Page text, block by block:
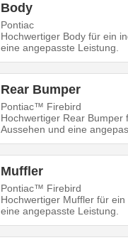
Body
Pontiac
Hochwertiger Body für ein
eine angepasste Leistung.
Rear Bumper
Pontiac™ Firebird
Hochwertiger Rear Bumper
Aussehen und eine
Muffler
Pontiac™ Firebird
Hochwertiger Muffler für
eine angepasste Leistung.